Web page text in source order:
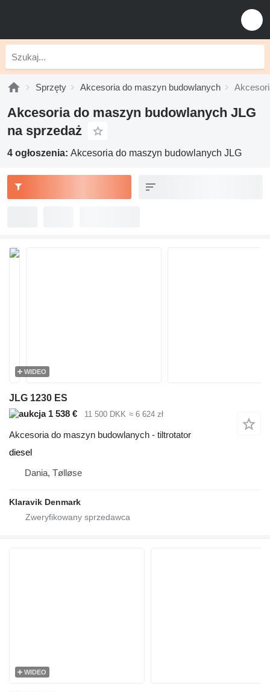
Sprzęty Akcesoria do maszyn budowlanych
Akcesoria do maszyn budowlanych JLG
na sprzedaż
4 ogłoszenia: Akcesoria do maszyn budowlanych JLG
WIDEO
JLG 1230 ES
1 538 €
11 500 DKK ≈ 6 624 zł
Akcesoria do maszyn budowlanych - tiltrotator
diesel
Dania, Tølløse
Klaravik Denmark
WIDEO